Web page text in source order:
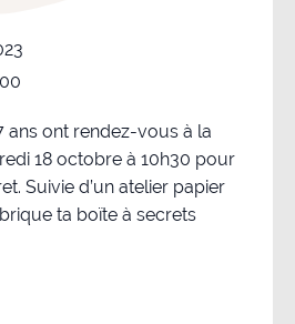
ans ont rendez-vous à la
18 octobre à 10h30 pour
Suivie d’un atelier papier
ta boïte à secrets